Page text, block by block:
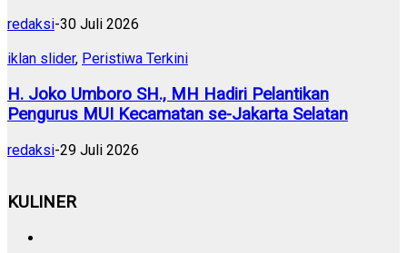
redaksi-30 Juli 2026
iklan slider, Peristiwa Terkini
H. Joko Umboro SH., MH Hadiri Pelantikan
Pengurus MUI Kecamatan se-Jakarta Selatan
redaksi-29 Juli 2026
KULINER